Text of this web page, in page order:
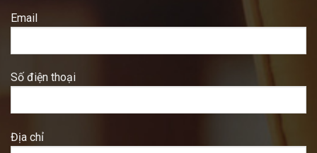
Email
Số điện thoại
Địa chỉ